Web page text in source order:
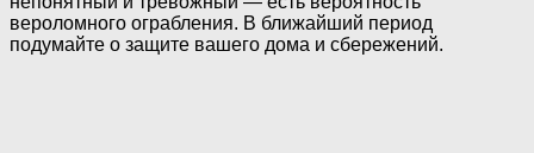
вероломного ограбления. В ближайший период
подумайте о защите вашего дома и сбережений.